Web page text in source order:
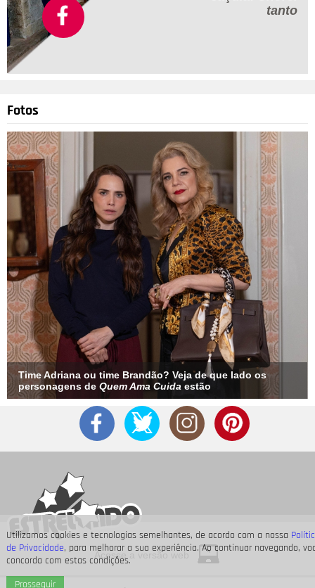
Utilizamos cookies e tecnologias semelhantes, de acordo com a nossa
de Privacidade, para melhorar a sua experiência. Ao continuar navegando,
concorda com estas condições.
Prosseguir
tanto
Fotos
Time Adriana ou time Brandão? Veja de que lado os
personagens de Quem Ama Cuida estão
Acesse a versão web